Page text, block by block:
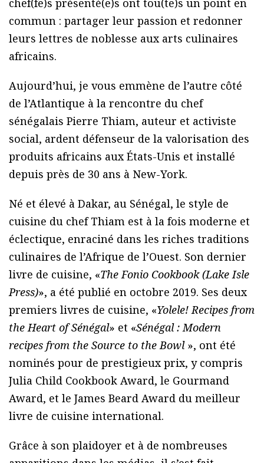
chef(fe)s présenté(e)s ont tou(te)s un point en
commun : partager leur passion et redonner
leurs lettres de noblesse aux arts culinaires
africains.
Aujourd’hui, je vous emmène de l’autre côté
de l’Atlantique à la rencontre du chef
sénégalais Pierre Thiam, auteur et activiste
social, ardent défenseur de la valorisation des
produits africains aux États-Unis et installé
depuis près de 30 ans à New-York.
Né et élevé à Dakar, au Sénégal, le style de
cuisine du chef Thiam est à la fois moderne et
éclectique, enraciné dans les riches traditions
culinaires de l’Afrique de l’Ouest. Son dernier
livre de cuisine, «The Fonio Cookbook (Lake Isle
Press)», a été publié en octobre 2019. Ses deux
premiers livres de cuisine, «Yolele! Recipes from
the Heart of Sénégal» et «Sénégal : Modern
recipes from the Source to the Bowl », ont été
nominés pour de prestigieux prix, y compris
Julia Child Cookbook Award, le Gourmand
Award, et le James Beard Award du meilleur
livre de cuisine international.
Grâce à son plaidoyer et à de nombreuses